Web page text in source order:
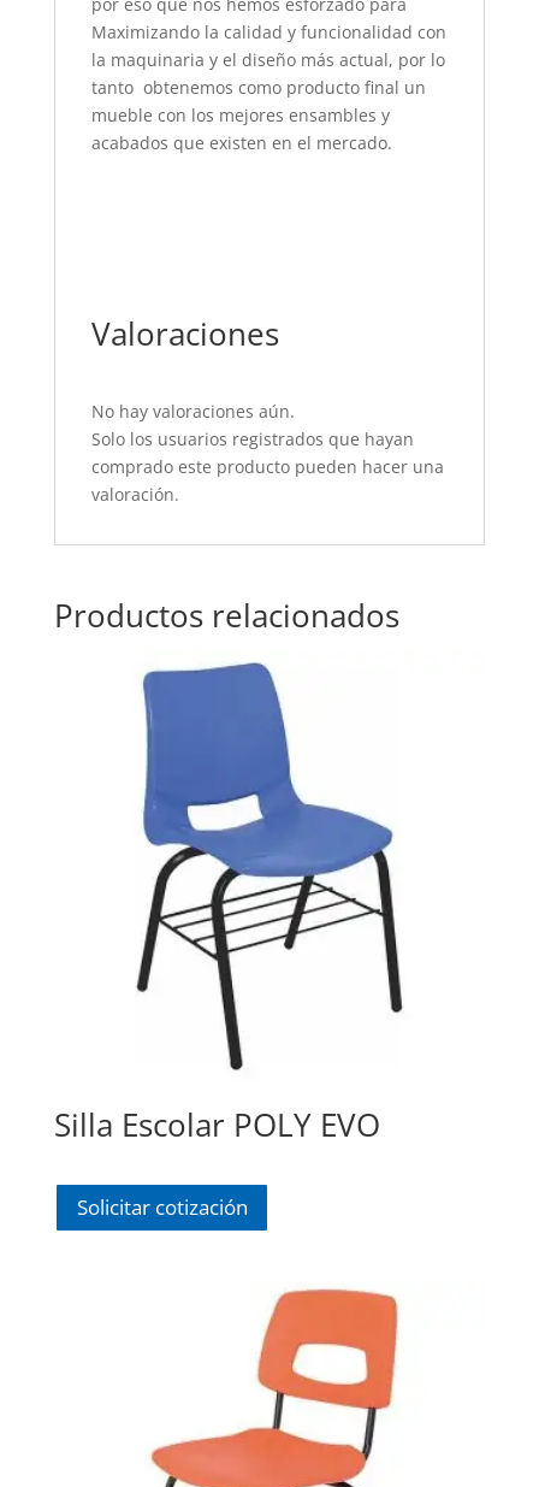
por eso que nos hemos esforzado para
Maximizando la calidad y funcionalidad con
la maquinaria y el diseño más actual, por lo
tanto obtenemos como producto final un
mueble con los mejores ensambles y
acabados que existen en el mercado.
Valoraciones
No hay valoraciones aún.
Solo los usuarios registrados que hayan
comprado este producto pueden hacer una
valoración.
Productos relacionados
Silla Escolar POLY EVO
Solicitar cotización